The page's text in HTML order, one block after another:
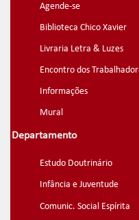
Agende-se
Biblioteca Chico Xavier
Livraria Letra & Luzes
Encontro dos
Informações
Mural
Departamento
Estudo Doutrinário
Infância e Juventude
Comunic. Social Espírita